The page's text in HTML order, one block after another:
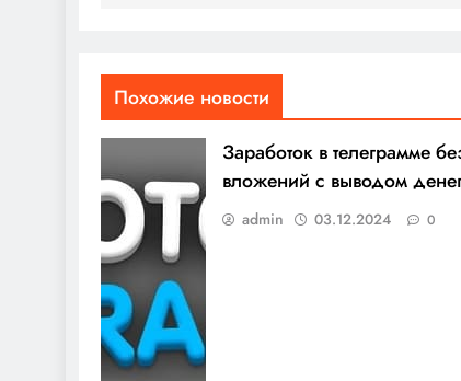
Похожие новости
Заработок в телеграмме
вложений с выводом
admin 03.12.2024 0